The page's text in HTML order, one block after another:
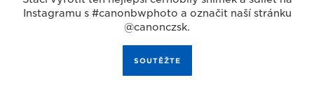
Instagramu s #canonbwphoto a označit naší stránku
@canonczsk.
SOUTĚŽTE